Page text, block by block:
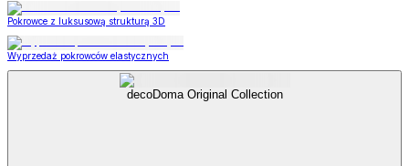
Pokrowce z luksusową strukturą 3D
Wyprzedaż pokrowców elastycznych
decoDoma Original Collection